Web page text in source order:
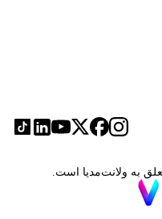
به ولانت‌مدیا است.